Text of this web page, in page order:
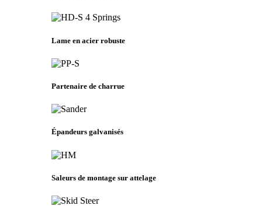
Lame en acier robuste
Partenaire de charrue
Épandeurs galvanisés
Saleurs de montage sur attelage